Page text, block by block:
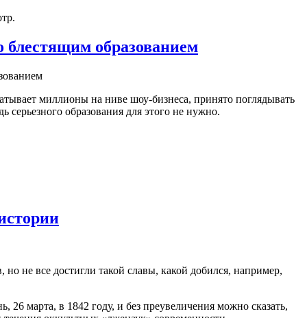
блестящим образованием
миллионы на ниве шоу-бизнеса, принято поглядывать
серьезного образования для этого не нужно.
не все достигли такой славы, какой добился, например,
26 марта, в 1842 году, и без преувеличения можно сказать,